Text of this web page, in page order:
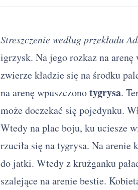
Streszczenie według przekładu
igrzysk. Na jego rozkaz na arenę
zwierze kładzie się na środku
na arenę wpuszczonotygrysa.
może doczekać się pojedynku.
Wtedy na plac boju, ku uciesze
rzuciła się na tygrysa. Na arenie
do jatki. Wtedy z krużganku
szalejące na arenie bestie.